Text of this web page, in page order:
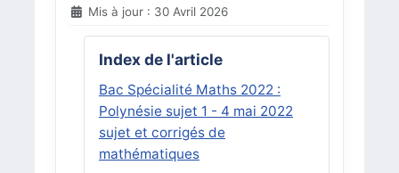
Mis à jour : 30 Avril 2026
Index de l'article
Bac Spécialité Maths 2022 :
Polynésie sujet 1 - 4 mai 2022
sujet et corrigés de
mathématiques